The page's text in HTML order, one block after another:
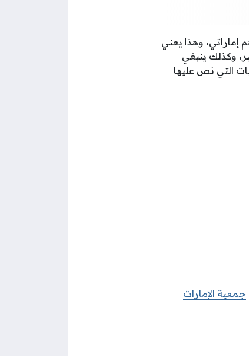
المترتبة على عدم التسجيل في ضريبة الشركات بالإمارات إلى 10,000 درهم إماراتي، وهذا يعني
وكذلك ينبغي
التي نص عليها
جمعية الإمارات